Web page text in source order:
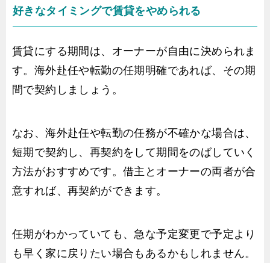
好きなタイミングで賃貸をやめられる
賃貸にする期間は、オーナーが自由に決められま
す。海外赴任や転勤の任期明確であれば、その期
間で契約しましょう。
なお、海外赴任や転勤の任務が不確かな場合は、
短期で契約し、再契約をして期間をのばしていく
方法がおすすめです。借主とオーナーの両者が合
意すれば、再契約ができます。
任期がわかっていても、急な予定変更で予定より
も早く家に戻りたい場合もあるかもしれません。